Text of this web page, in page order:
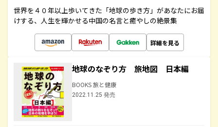
世界を４０年以上歩いてきた「地球の歩き方」があなたにお届
けする、人生を輝かせる中国の名言と癒やしの絶景集
詳細を見る
地球のなぞり方 旅地図 日本編
BOOKS 旅と健康
2022.11.25 発売